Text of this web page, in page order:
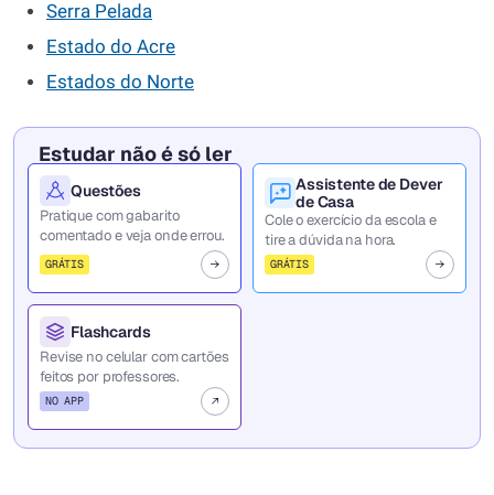
Serra Pelada
Estado do Acre
Estados do Norte
Estudar não é só ler
Questões
Pratique com gabarito
comentado e veja onde errou.
GRÁTIS
Assistente de Dever
de Casa
Cole o exercício da escola e
tire a dúvida na hora.
GRÁTIS
Flashcards
Revise no celular com cartões
feitos por professores.
NO APP